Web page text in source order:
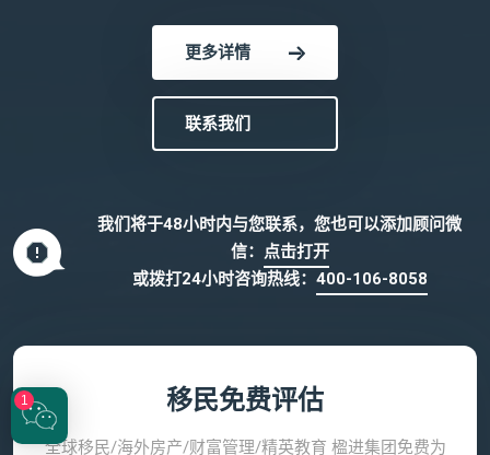
更多详情
联系我们
我们将于48小时内与您联系，您也可以添加顾问微
信： 点击打开
或拨打24小时咨询热线： 400-106-8058
移民免费评估
全球移民/海外房产/财富管理/精英教育 楹进集团免费为
1